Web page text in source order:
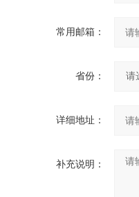
常用邮箱：
省份：
详细地址：
补充说明：